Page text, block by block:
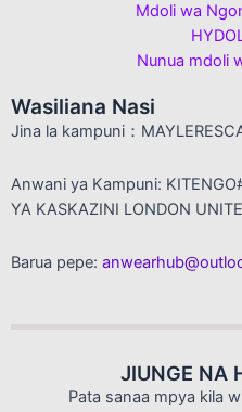
Mdoli wa
Nunua mdoli
Wasiliana Nasi
Jina la kampuni：
Anwani ya Kampuni:
YA KASKAZINI LONDON
Barua pepe:
JIUNGE NA
Pata sanaa mpya kila